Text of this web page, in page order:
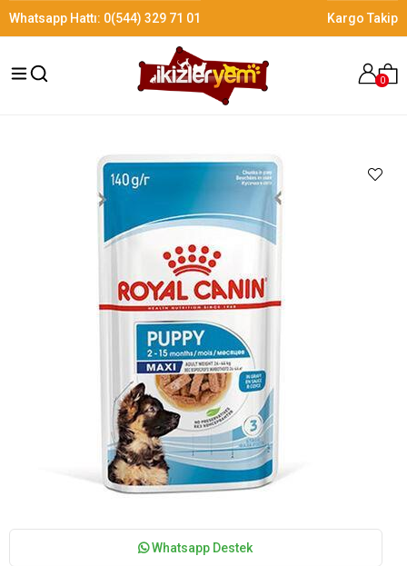
Whatsapp Hattı: 0(544) 329 71 01 Kargo Takip
0
Whatsapp Destek